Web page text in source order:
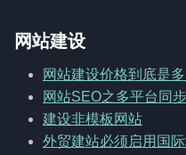
网站建设
网站建设价格到底是多
网站SEO之多平台同
建设非模板网站
外贸建站必须启用国